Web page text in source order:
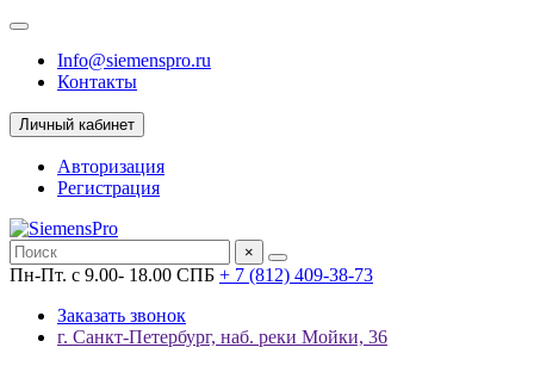
Info@siemenspro.ru
Контакты
Личный кабинет
Авторизация
Регистрация
×
Пн-Пт. с 9.00- 18.00 СПБ + 7 (812) 409-38-73
Заказать звонок
г. Санкт-Петербург, наб. реки Мойки, 36